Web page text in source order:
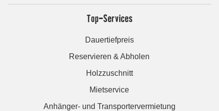
Top-Services
Dauertiefpreis
Reservieren & Abholen
Holzzuschnitt
Mietservice
Anhänger- und Transportervermietung